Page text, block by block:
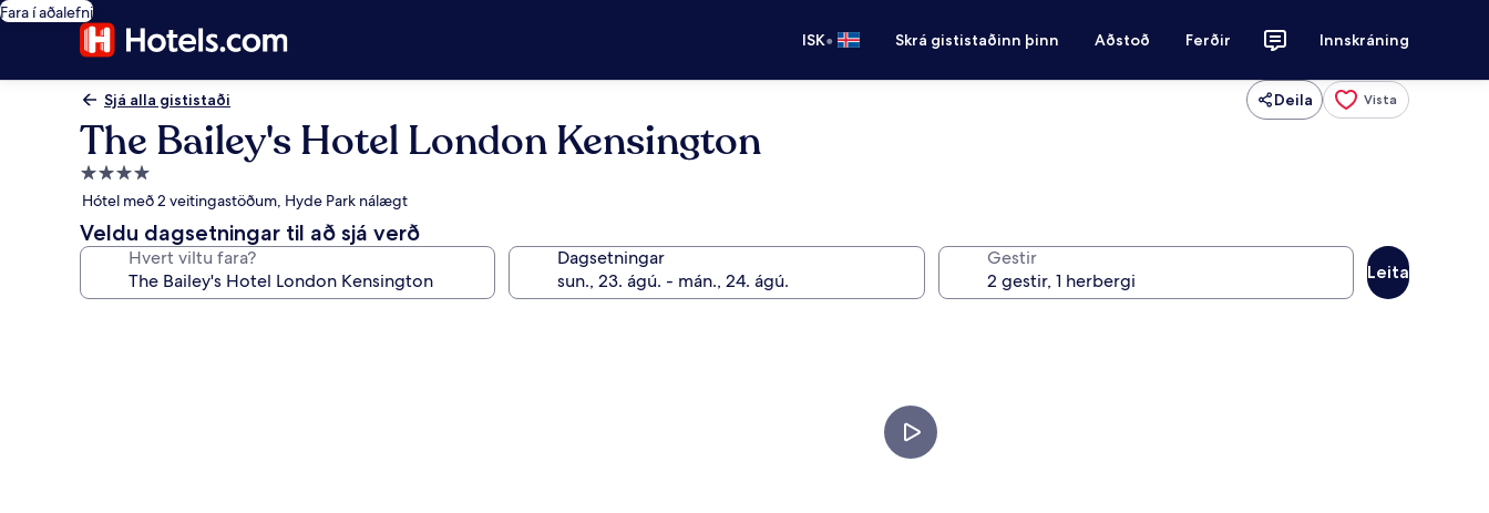
Fara í aðalefni
ISK• Skrá gististaðinn þinn Aðstoð Ferðir Innskráning
Sjá alla gististaði Deila Vista
The Bailey's Hotel London Kensington
4.0
stjörnu
gististaður
Hótel með 2 veitingastöðum, Hyde Park nálægt
Veldu dagsetningar til að sjá verð
Hvert viltu fara? Dagsetningar Gestir
Leita